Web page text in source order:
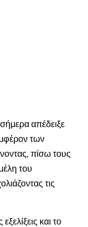
απέδειξε
των
πίσω τους
του
τις
και το